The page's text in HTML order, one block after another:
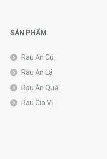
SẢN PHẨM
Rau Ăn Củ
Rau Ăn Lá
Rau Ăn Quả
Rau Gia Vị